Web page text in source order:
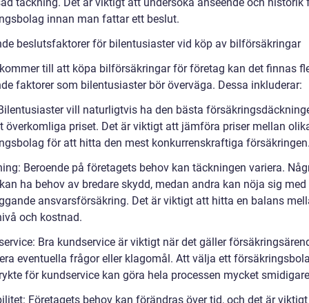
täckning. Det är viktigt att undersöka anseende och historik
innan man fattar ett beslut.
beslutsfaktorer för bilentusiaster vid köp av bilförsäkringar
till att köpa bilförsäkringar för företag kan det finnas
faktorer som bilentusiaster bör överväga. Dessa inkluderar:
vill naturligtvis ha den bästa
överkomliga priset. Det är viktigt att jämföra priser mellan
för att hitta den mest konkurrenskraftiga
Beroende på företagets behov kan täckningen variera.
ha behov av bredare skydd, medan andra kan nöja sig med
ansvarsförsäkring. Det är viktigt att hitta en balans
och kostnad.
Bra kundservice är viktigt när det gäller
eventuella frågor eller klagomål. Att välja ett
för kundservice kan göra hela processen mycket
Företagets behov kan förändras över tid, och det är